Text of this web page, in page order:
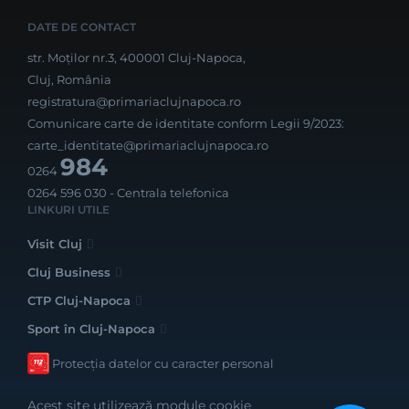
DATE DE CONTACT
str. Moților nr.3, 400001 Cluj-Napoca,
Cluj, România
registratura@primariaclujnapoca.ro
Comunicare carte de identitate conform Legii 9/2023:
carte_identitate@primariaclujnapoca.ro
0264984
0264 596 030 - Centrala telefonica
LINKURI UTILE
Visit Cluj
Cluj Business
CTP Cluj-Napoca
Sport în Cluj-Napoca
Protecția datelor cu caracter personal
Acest site utilizează module cookie